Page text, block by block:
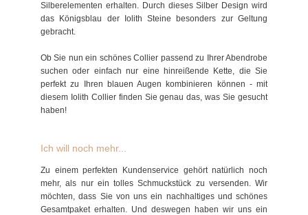
Silberelementen erhalten. Durch dieses Silber Design wird
das Königsblau der Iolith Steine besonders zur Geltung
gebracht.
Ob Sie nun ein schönes Collier passend zu Ihrer Abendrobe
suchen oder einfach nur eine hinreißende Kette, die Sie
perfekt zu Ihren blauen Augen kombinieren können - mit
diesem Iolith Collier finden Sie genau das, was Sie gesucht
haben!
Ich will noch mehr...
Zu einem perfekten Kundenservice gehört natürlich noch
mehr, als nur ein tolles Schmuckstück zu versenden. Wir
möchten, dass Sie von uns ein nachhaltiges und schönes
Gesamtpaket erhalten. Und deswegen haben wir uns ein